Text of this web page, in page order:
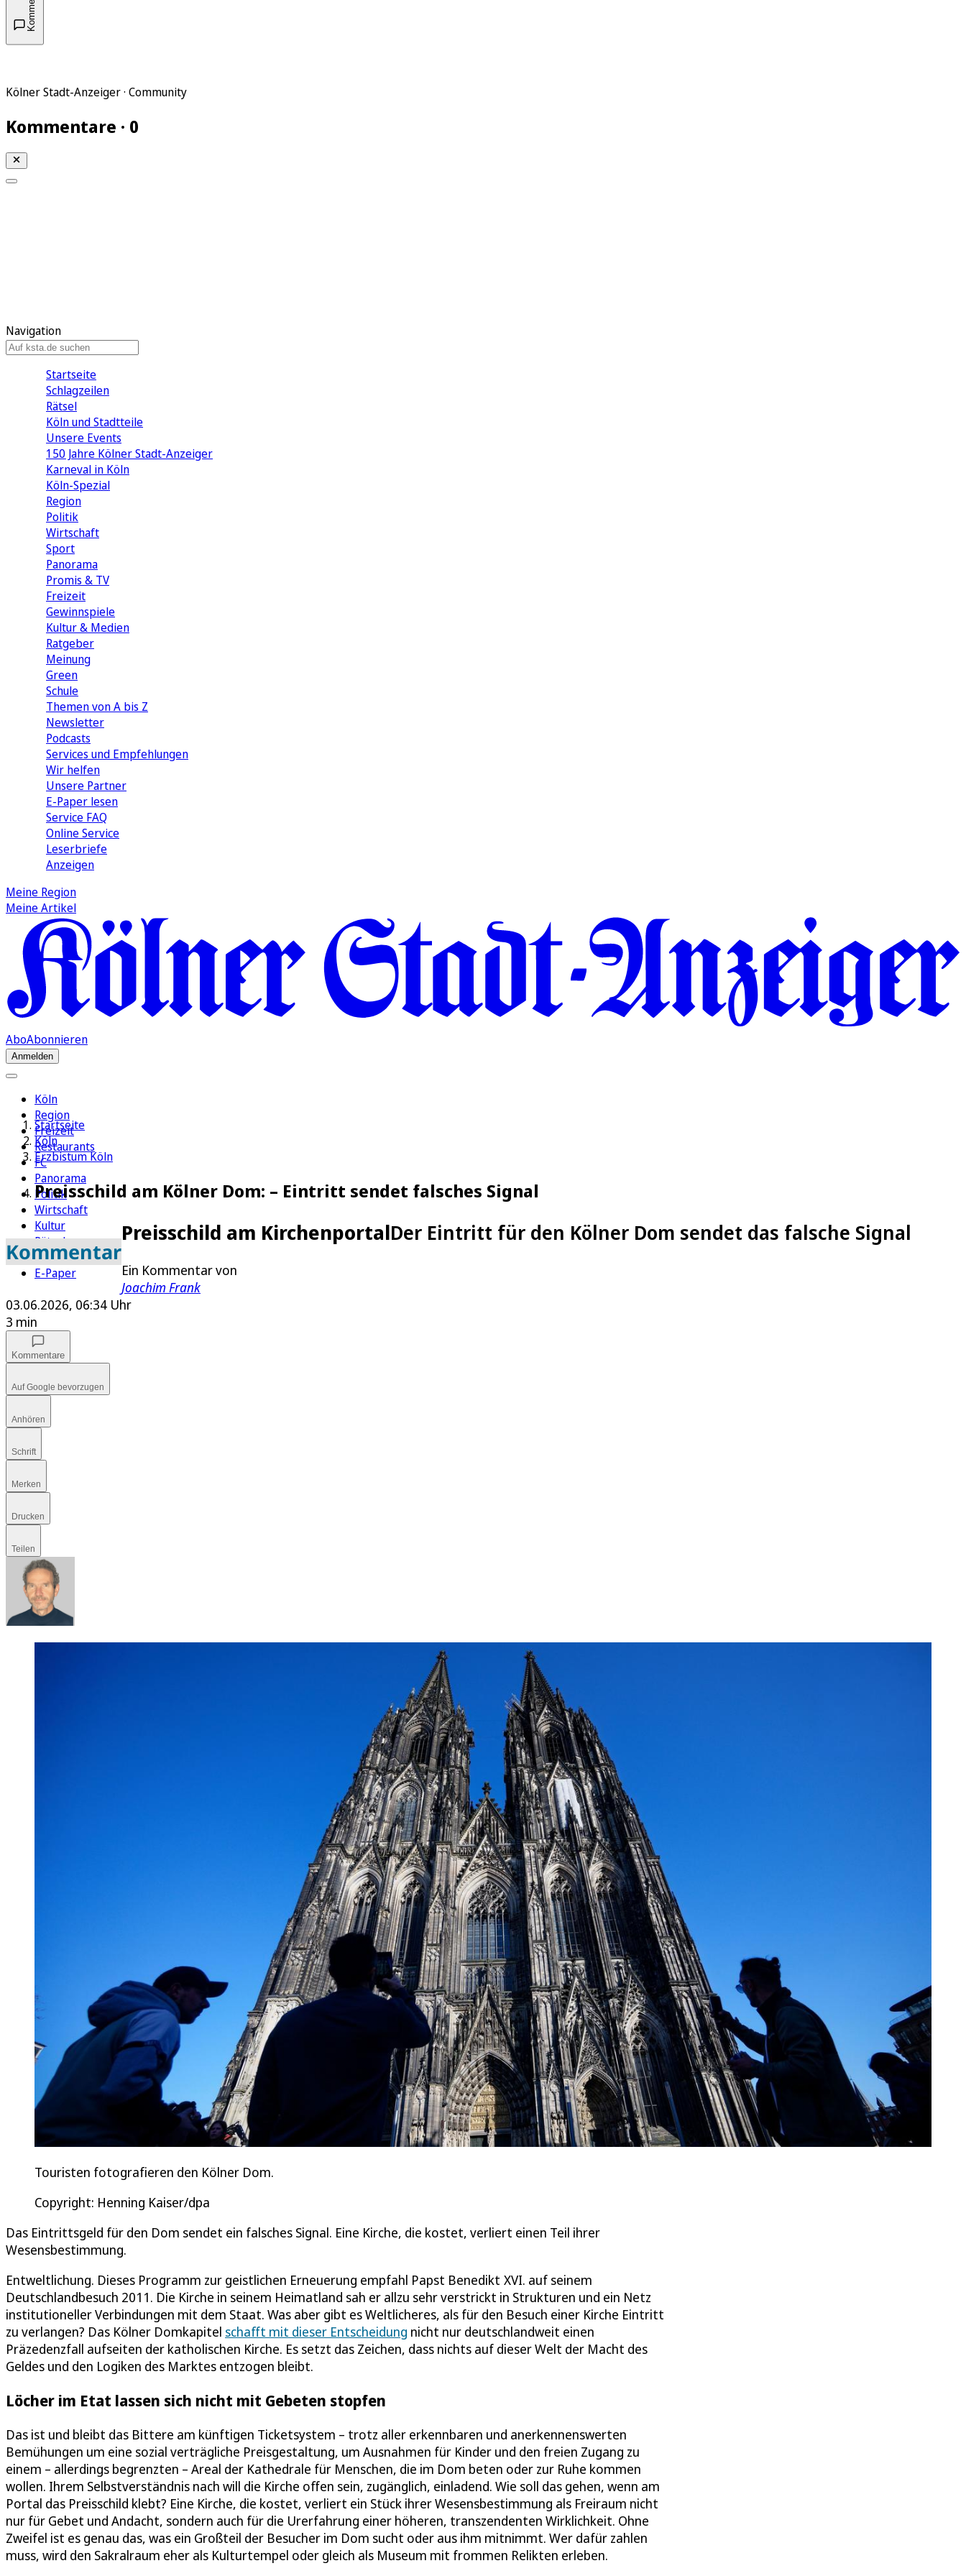
Kölner Stadt-Anzeiger · Community
Kommentare · 0
Navigation
Startseite
Schlagzeilen
Rätsel
Köln und Stadtteile
Unsere Events
150 Jahre Kölner Stadt-Anzeiger
Karneval in Köln
Köln-Spezial
Region
Politik
Wirtschaft
Sport
Panorama
Promis & TV
Freizeit
Gewinnspiele
Kultur & Medien
Ratgeber
Meinung
Green
Schule
Themen von A bis Z
Newsletter
Podcasts
Services und Empfehlungen
Wir helfen
Unsere Partner
E-Paper lesen
Service FAQ
Online Service
Leserbriefe
Anzeigen
Meine Region
Meine Artikel
AboAbonnieren
Anmelden
Köln
Region
Freizeit
Restaurants
FC
Panorama
Politik
Wirtschaft
Kultur
Rätsel
Newsletter
E-Paper
Startseite
Köln
Erzbistum Köln
Preisschild am Kölner Dom: – Eintritt sendet falsches Signal
Kommentar
Preisschild am KirchenportalDer Eintritt für den Kölner Dom sendet das falsche Signal
Ein Kommentar von
Joachim Frank
03.06.2026, 06:34 Uhr
3 min
Kommentare
Auf Google bevorzugen
Anhören
Schrift
Merken
Drucken
Teilen
Touristen fotografieren den Kölner Dom.
Copyright: Henning Kaiser/dpa
Das Eintrittsgeld für den Dom sendet ein falsches Signal. Eine Kirche, die kostet, verliert einen Teil ihrer
Wesensbestimmung.
Entweltlichung. Dieses Programm zur geistlichen Erneuerung empfahl Papst Benedikt XVI. auf seinem
Deutschlandbesuch 2011. Die Kirche in seinem Heimatland sah er allzu sehr verstrickt in Strukturen und ein Netz
institutioneller Verbindungen mit dem Staat. Was aber gibt es Weltlicheres, als für den Besuch einer Kirche Eintritt
zu verlangen? Das Kölner Domkapitel schafft mit dieser Entscheidung nicht nur deutschlandweit einen
Präzedenzfall aufseiten der katholischen Kirche. Es setzt das Zeichen, dass nichts auf dieser Welt der Macht des
Geldes und den Logiken des Marktes entzogen bleibt.
Löcher im Etat lassen sich nicht mit Gebeten stopfen
Das ist und bleibt das Bittere am künftigen Ticketsystem – trotz aller erkennbaren und anerkennenswerten
Bemühungen um eine sozial verträgliche Preisgestaltung, um Ausnahmen für Kinder und den freien Zugang zu
einem – allerdings begrenzten – Areal der Kathedrale für Menschen, die im Dom beten oder zur Ruhe kommen
wollen. Ihrem Selbstverständnis nach will die Kirche offen sein, zugänglich, einladend. Wie soll das gehen, wenn am
Portal das Preisschild klebt? Eine Kirche, die kostet, verliert ein Stück ihrer Wesensbestimmung als Freiraum nicht
nur für Gebet und Andacht, sondern auch für die Urerfahrung einer höheren, transzendenten Wirklichkeit. Ohne
Zweifel ist es genau das, was ein Großteil der Besucher im Dom sucht oder aus ihm mitnimmt. Wer dafür zahlen
muss, wird den Sakralraum eher als Kulturtempel oder gleich als Museum mit frommen Relikten erleben.